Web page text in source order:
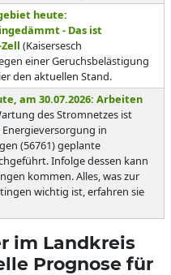
heute:
- Das ist
(Kaisersesch
einer Geruchsbelästigung
den aktuellen Stand.
am 30.07.2026: Arbeiten
des Stromnetzes ist
in
(56761) geplante
Infolge dessen kann
kommen. Alles, was zur
wichtig ist, erfahren sie
im Landkreis
Prognose für